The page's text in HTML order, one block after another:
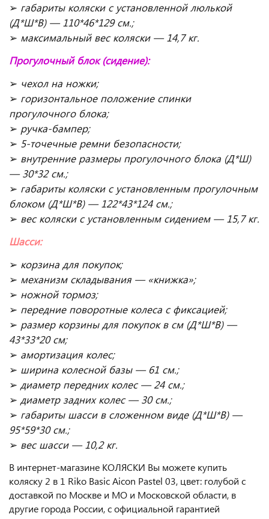
➢ габариты коляски с установленной люлькой
(Д*Ш*В) — 110*46*129 см.;
➢ максимальный вес коляски — 14,7 кг.
Прогулочный блок (сидение):
➢ чехол на ножки;
➢ горизонтальное положение спинки
прогулочного блока;
➢ ручка-бампер;
➢ 5-точечные ремни безопасности;
➢ внутренние размеры прогулочного блока (Д*Ш)
— 30*32 см.;
➢ габариты коляски с установленным прогулочным
блоком (Д*Ш*В) — 122*43*124 см.;
➢ вес коляски с установленным сидением — 15,7 кг.
Шасси:
➢ корзина для покупок;
➢ механизм складывания — «книжка»;
➢ ножной тормоз;
➢ передние поворотные колеса с фиксацией;
➢ размер корзины для покупок в см (Д*Ш*В) —
43*33*20 см;
➢ амортизация колес;
➢ ширина колесной базы — 61 см.;
➢ диаметр передних колес — 24 см.;
➢ диаметр задних колес — 30 см.;
➢ габариты шасси в сложенном виде (Д*Ш*В) —
95*59*30 см.;
➢ вес шасси — 10,2 кг.
В интернет-магазине КОЛЯСКИ Вы можете купить
коляску 2 в 1 Riko Basic Aicon Pastel 03, цвет: голубой с
доставкой по Москве и МО и Московской области, в
другие города России, с официальной гарантией